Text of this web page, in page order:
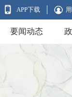
APP下载
要闻动态